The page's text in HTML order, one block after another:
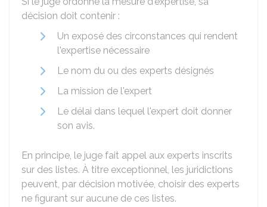
décision doit contenir :
Un exposé des circonstances qui rendent
l'expertise nécessaire
Le nom du ou des experts désignés
La mission de l'expert
Le délai dans lequel l'expert doit donner
son avis.
En principe, le juge fait appel aux experts inscrits
sur des listes. À titre exceptionnel, les juridictions
peuvent, par décision motivée, choisir des experts
ne figurant sur aucune de ces listes.